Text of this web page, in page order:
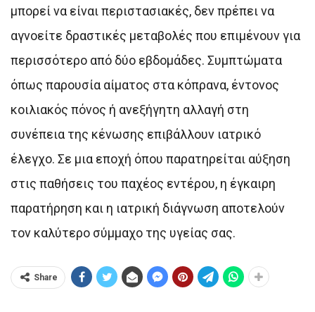
μπορεί να είναι περιστασιακές, δεν πρέπει να
αγνοείτε δραστικές μεταβολές που επιμένουν για
περισσότερο από δύο εβδομάδες. Συμπτώματα
όπως παρουσία αίματος στα κόπρανα, έντονος
κοιλιακός πόνος ή ανεξήγητη αλλαγή στη
συνέπεια της κένωσης επιβάλλουν ιατρικό
έλεγχο. Σε μια εποχή όπου παρατηρείται αύξηση
στις παθήσεις του παχέος εντέρου, η έγκαιρη
παρατήρηση και η ιατρική διάγνωση αποτελούν
τον καλύτερο σύμμαχο της υγείας σας.
Share